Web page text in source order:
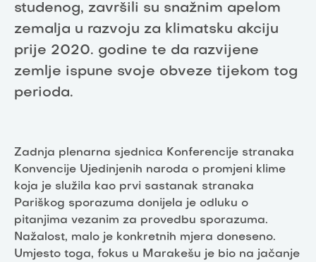
studenog, završili su snažnim apelom
zemalja u razvoju za klimatsku akciju
prije 2020. godine te da razvijene
zemlje ispune svoje obveze tijekom tog
perioda.
Zadnja plenarna sjednica Konferencije stranaka
Konvencije Ujedinjenih naroda o promjeni klime
koja je služila kao prvi sastanak stranaka
Pariškog sporazuma donijela je odluku o
pitanjima vezanim za provedbu sporazuma.
Nažalost, malo je konkretnih mjera doneseno.
Umjesto toga, fokus u Marakešu je bio na jačanje